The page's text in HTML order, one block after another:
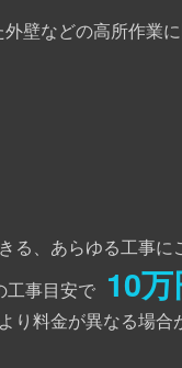
壁などの高所作業
る、あらゆる工事に
工事目安で 10万
り料金が異なる場合